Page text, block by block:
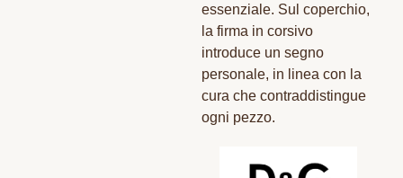
essenziale. Sul coperchio,
la firma in corsivo
introduce un segno
personale, in linea con la
cura che contraddistingue
ogni pezzo.